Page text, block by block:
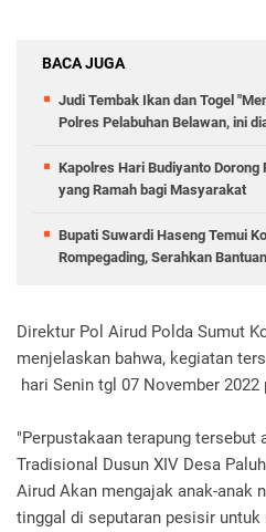
BACA JUGA
Judi Tembak Ikan dan Togel
Polres Pelabuhan Belawan, ini
Kapolres Hari Budiyanto
yang Ramah bagi Masyarakat
Bupati Suwardi Haseng Temui
Rompegading, Serahkan
Direktur Pol Airud Polda Sumut
menjelaskan bahwa, kegiatan
hari Senin tgl 07 November 2022
"Perpustakaan terapung tersebut
Tradisional Dusun XIV Desa
Airud Akan mengajak anak-anak
tinggal di seputaran pesisir untuk